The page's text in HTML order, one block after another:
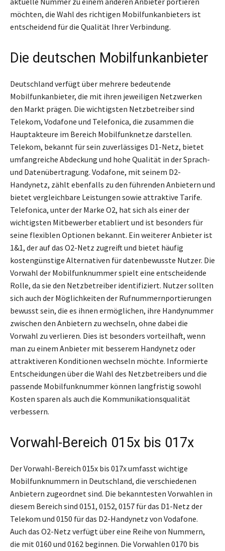
möchten, die Wahl des richtigen Mobilfunkanbieters ist
entscheidend für die Qualität Ihrer Verbindung.
Die deutschen Mobilfunkanbieter
Deutschland verfügt über mehrere bedeutende
Mobilfunkanbieter, die mit ihren jeweiligen Netzwerken
den Markt prägen. Die wichtigsten Netzbetreiber sind
Telekom, Vodafone und Telefonica, die zusammen die
Hauptakteure im Bereich Mobilfunknetze darstellen.
Telekom, bekannt für sein zuverlässiges D1-Netz, bietet
umfangreiche Abdeckung und hohe Qualität in der Sprach-
und Datenübertragung. Vodafone, mit seinem D2-
Handynetz, zählt ebenfalls zu den führenden Anbietern und
bietet vergleichbare Leistungen sowie attraktive Tarife.
Telefonica, unter der Marke O2, hat sich als einer der
wichtigsten Mitbewerber etabliert und ist besonders für
seine flexiblen Optionen bekannt. Ein weiterer Anbieter ist
1&1, der auf das O2-Netz zugreift und bietet häufig
kostengünstige Alternativen für datenbewusste Nutzer. Die
Vorwahl der Mobilfunknummer spielt eine entscheidende
Rolle, da sie den Netzbetreiber identifiziert. Nutzer sollten
sich auch der Möglichkeiten der Rufnummernportierungen
bewusst sein, die es ihnen ermöglichen, ihre Handynummer
zwischen den Anbietern zu wechseln, ohne dabei die
Vorwahl zu verlieren. Dies ist besonders vorteilhaft, wenn
man zu einem Anbieter mit besserem Handynetz oder
attraktiveren Konditionen wechseln möchte. Informierte
Entscheidungen über die Wahl des Netzbetreibers und die
passende Mobilfunknummer können langfristig sowohl
Kosten sparen als auch die Kommunikationsqualität
verbessern.
Vorwahl-Bereich 015x bis 017x
Der Vorwahl-Bereich 015x bis 017x umfasst wichtige
Mobilfunknummern in Deutschland, die verschiedenen
Anbietern zugeordnet sind. Die bekanntesten Vorwahlen in
diesem Bereich sind 0151, 0152, 0157 für das D1-Netz der
Telekom und 0150 für das D2-Handynetz von Vodafone.
Auch das O2-Netz verfügt über eine Reihe von Nummern,
die mit 0160 und 0162 beginnen. Die Vorwahlen 0170 bis